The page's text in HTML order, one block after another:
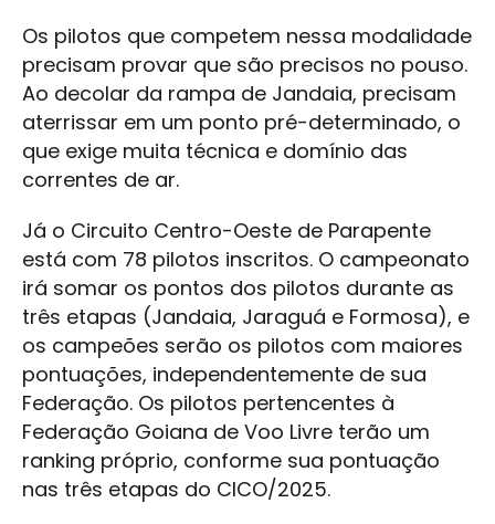
Os pilotos que competem nessa modalidade
precisam provar que são precisos no pouso.
Ao decolar da rampa de Jandaia, precisam
aterrissar em um ponto pré-determinado, o
que exige muita técnica e domínio das
correntes de ar.
Já o Circuito Centro-Oeste de Parapente
está com 78 pilotos inscritos. O campeonato
irá somar os pontos dos pilotos durante as
três etapas (Jandaia, Jaraguá e Formosa), e
os campeões serão os pilotos com maiores
pontuações, independentemente de sua
Federação. Os pilotos pertencentes à
Federação Goiana de Voo Livre terão um
ranking próprio, conforme sua pontuação
nas três etapas do CICO/2025.